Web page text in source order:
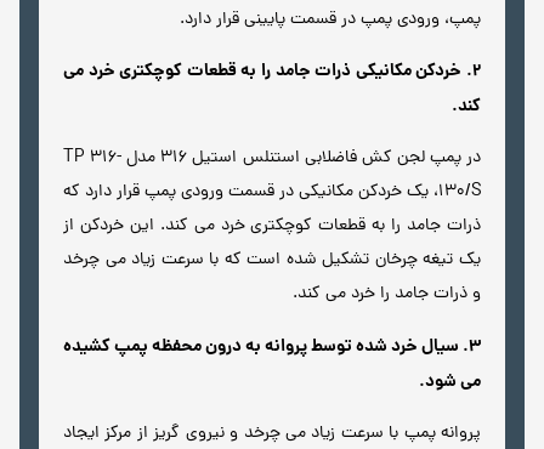
پمپ، ورودی پمپ در قسمت پایینی قرار دارد.
2. خردکن مکانیکی ذرات جامد را به قطعات کوچکتری خرد می
کند.
در پمپ لجن کش فاضلابی استنلس استیل 316 مدل TP 316-
130/S، یک خردکن مکانیکی در قسمت ورودی پمپ قرار دارد که
ذرات جامد را به قطعات کوچکتری خرد می کند. این خردکن از
یک تیغه چرخان تشکیل شده است که با سرعت زیاد می چرخد
و ذرات جامد را خرد می کند.
3. سیال خرد شده توسط پروانه به درون محفظه پمپ کشیده
می شود.
پروانه پمپ با سرعت زیاد می چرخد و نیروی گریز از مرکز ایجاد